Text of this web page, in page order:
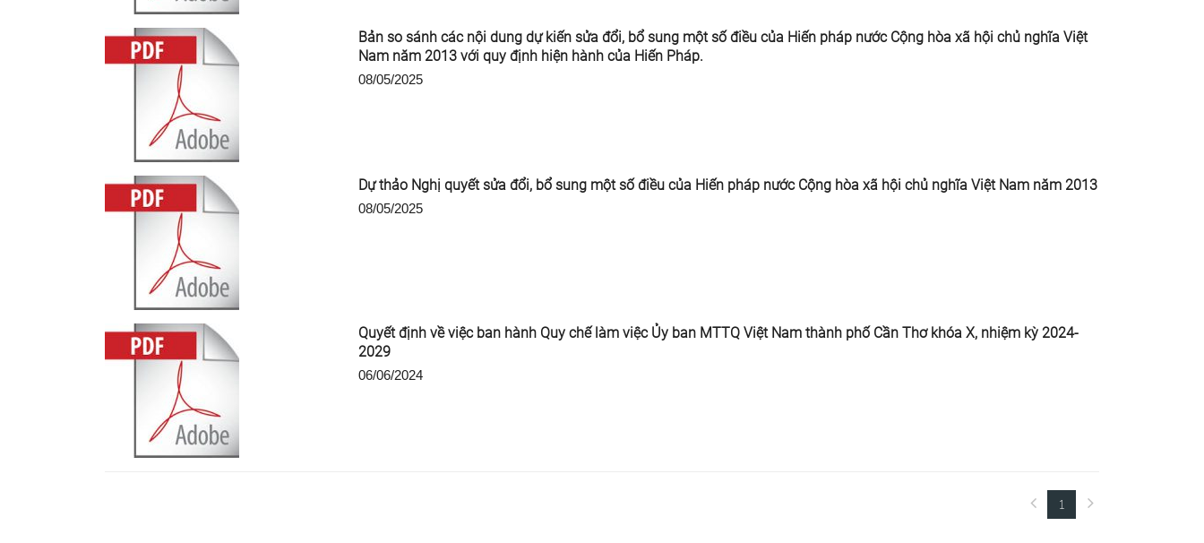
Bản so sánh các nội dung dự kiến sửa đổi, bổ sung một số điều của Hiến pháp nước Cộng hòa xã hội chủ nghĩa Việt
Nam năm 2013 với quy định hiện hành của Hiến Pháp.
08/05/2025
Dự thảo Nghị quyết sửa đổi, bổ sung một số điều của Hiến pháp nước Cộng hòa xã hội chủ nghĩa Việt Nam năm 2013
08/05/2025
Quyết định về việc ban hành Quy chế làm việc Ủy ban MTTQ Việt Nam thành phố Cần Thơ khóa X, nhiệm kỳ 2024-
2029
06/06/2024
1(current)